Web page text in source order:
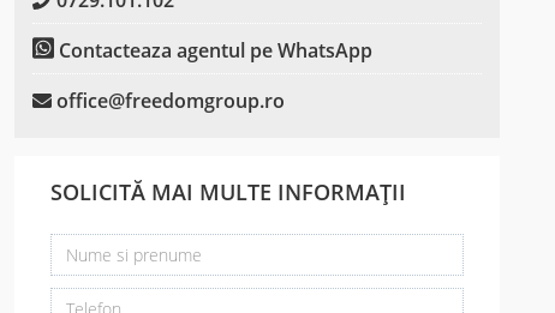
Contacteaza agentul pe WhatsApp
office@freedomgroup.ro
SOLICITĂ MAI MULTE INFORMAȚII